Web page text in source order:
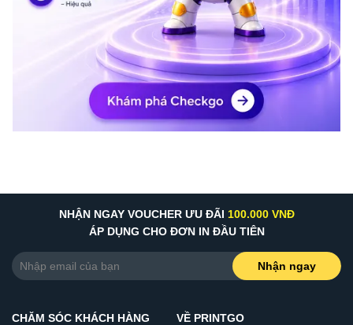
NHẬN NGAY VOUCHER ƯU ĐÃI 100.000 VNĐ
ÁP DỤNG CHO ĐƠN IN ĐẦU TIÊN
Nhận ngay
CHĂM SÓC KHÁCH HÀNG
VỀ PRINTGO